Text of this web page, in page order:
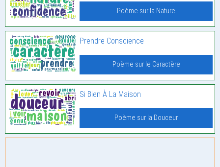
Poème sur la Nature
Prendre Conscience
Poème sur le Caractère
Si Bien À La Maison
Poème sur la Douceur